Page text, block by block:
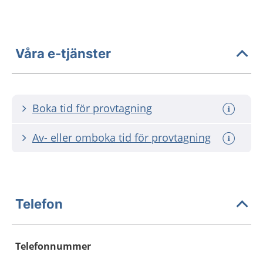
Våra e-tjänster
Boka tid för provtagning
Av- eller omboka tid för provtagning
Telefon
Telefonnummer